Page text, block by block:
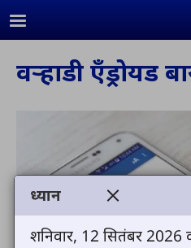
Skip to main content
वऱ्हाडी एँड्रोयड
ध्यान
शनिवार, 12 सितंबर 2026